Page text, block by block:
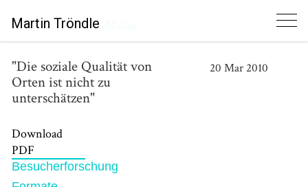
Martin Tröndle
"Die soziale Qualität von
Orten ist nicht zu
unterschätzen"
20 Mar 2010
Download
PDF
Besucherforschung
Ausgewählte Publikationen